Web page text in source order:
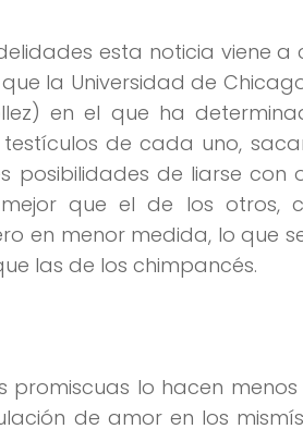
esta noticia viene a
la Universidad de
en el que ha
de cada uno,
posibilidades de liarse
que el de los otros,
en menor medida, lo que
las de los chimpancés.
promiscuas lo hacen
de amor en los